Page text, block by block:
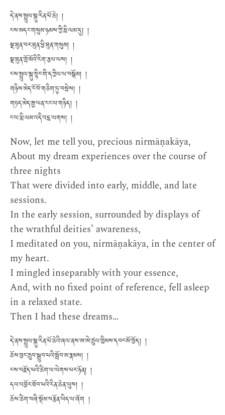
དེ་ནས་སྤྲུལ་སྐུ་རིན་པོ་ཆེ། །
ངས་མདང་གསུམ་ཉམས་ཀྱི་རྨི་ལམ་དུ། །
སྔ་ཐུན་བར་ཐུན་ཕྱི་ཐུན་གསུམ། །
སྔ་ཐུན་ཁྲོ་མོའི་རིག་རྩལ་ལས། །
ངས་སྤྲུལ་སྐུ་སྙིང་གི་དཀྱིལ་ལ་བསྒོམ། །
གཉིས་མེད་ངོ་བོ་གཅིག་ཏུ་བསྲེས། །
གཏད་མེད་རྒྱ་ཡན་ངང་ལ་གཉིད། །
ང་ལ་རྨི་ལམ་འདི་འདྲ་ལགས། །
Now, let me tell you, precious nirmāṇakāya,
About my dream experiences over the course of
three nights
That were divided into early, middle, and late
sessions.
In the early session, surrounded by displays of
the wrathful deities’ awareness,
I meditated on you, nirmāṇakāya, in the center of
my heart.
I mingled inseparably with your essence,
And, with no fixed point of reference, fell asleep
in a relaxed state.
Then I had these dreams…
དེ་ནས་སྤྲུལ་སྐུ་རིན་པོ་ཆེའི་ཞལ་ནས་ཨ་ཨེ་ཚུལ་ཁྲིམས་དབང་མོ་ཁྱོད། །
ཆོས་བྱང་ཆུབ་སྒྲུབ་པའི་སློབ་མ་རྣམས། །
ངས་བརྗོད་པའི་ཚིག་ལ་ལེགས་པར་ཉོན། །
དལ་འབྱོར་ཐོབ་པའི་རིན་ཆེན་ལུས། །
ཆོས་ཚིག་བཞི་སྡོམ་བརྩོན་ཡིད་ལ་ཞོག །